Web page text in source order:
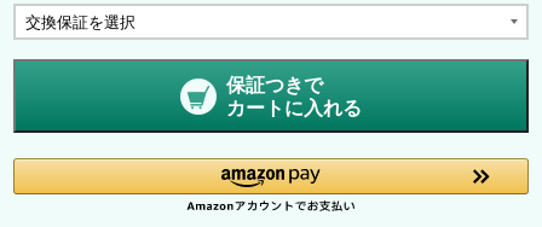
保証つきで
カートに入れる